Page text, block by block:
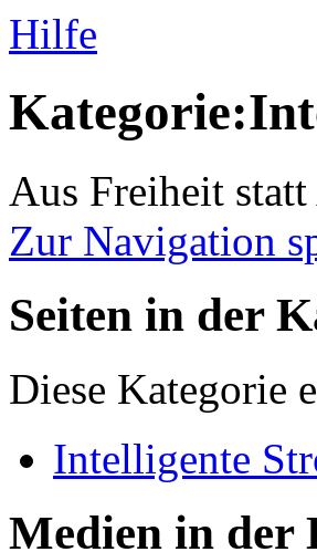
Hilfe
Aus Freiheit
Zur Navigation
Seiten in der
Diese Kategorie
Intelligente
Medien in der